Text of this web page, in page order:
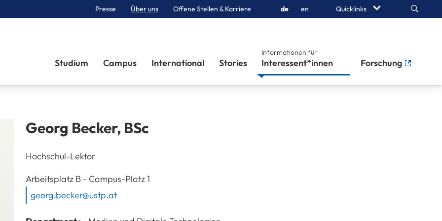
Presse Über uns Offene Stellen & Karriere de en Quicklinks Search
Studium Campus International Stories
Informationen für
Interessent*innen Forschung
Georg Becker, BSc
Hochschul-Lektor
Arbeitsplatz B - Campus-Platz 1A-3100
St. Pölten
georg.becker@ustp.at